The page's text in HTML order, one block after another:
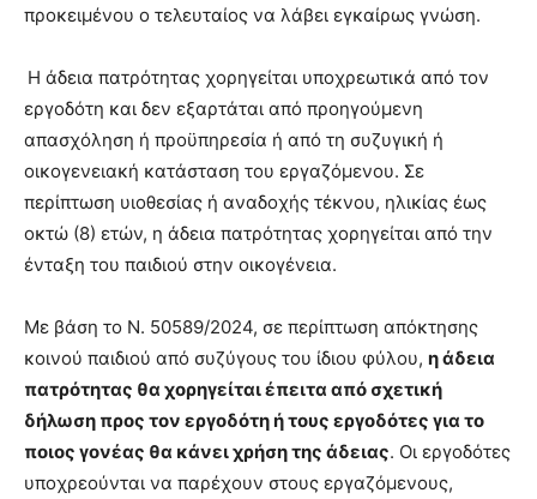
προκειμένου ο τελευταίος να λάβει εγκαίρως γνώση.
Η άδεια πατρότητας χορηγείται υποχρεωτικά από τον
εργοδότη και δεν εξαρτάται από προηγούμενη
απασχόληση ή προϋπηρεσία ή από τη συζυγική ή
οικογενειακή κατάσταση του εργαζόμενου. Σε
περίπτωση υιοθεσίας ή αναδοχής τέκνου, ηλικίας έως
οκτώ (8) ετών, η άδεια πατρότητας χορηγείται από την
ένταξη του παιδιού στην οικογένεια.
Με βάση το Ν. 50589/2024, σε περίπτωση απόκτησης
κοινού παιδιού από συζύγους του ίδιου φύλου, η άδεια
πατρότητας θα χορηγείται έπειτα από σχετική
δήλωση προς τον εργοδότη ή τους εργοδότες για το
ποιος γονέας θα κάνει χρήση της άδειας. Οι εργοδότες
υποχρεούνται να παρέχουν στους εργαζόμενους,